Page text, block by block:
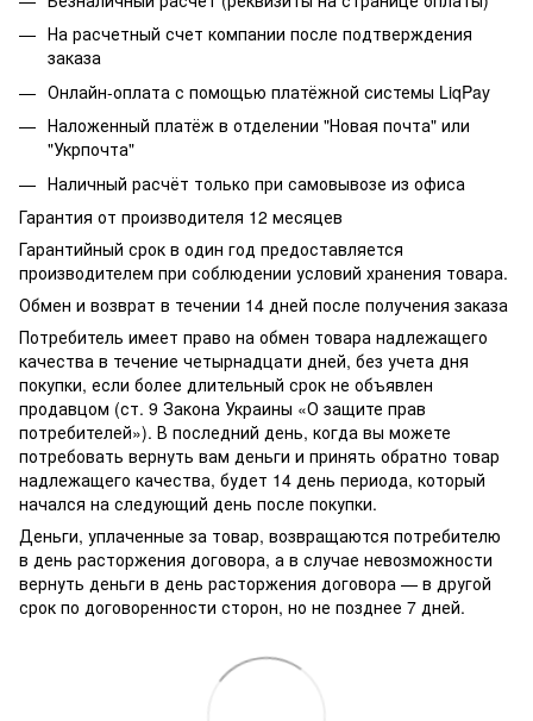
На расчетный счет компании после подтверждения
заказа
Онлайн-оплата с помощью платёжной системы LiqPay
Наложенный платёж в отделении "Новая почта" или
"Укрпочта"
Наличный расчёт только при самовывозе из офиса
Гарантия от производителя 12 месяцев
Гарантийный срок в один год предоставляется
производителем при соблюдении условий хранения товара.
Обмен и возврат в течении 14 дней после получения заказа
Потребитель имеет право на обмен товара надлежащего
качества в течение четырнадцати дней, без учета дня
покупки, если более длительный срок не объявлен
продавцом (ст. 9 Закона Украины «О защите прав
потребителей»). В последний день, когда вы можете
потребовать вернуть вам деньги и принять обратно товар
надлежащего качества, будет 14 день периода, который
начался на следующий день после покупки.
Деньги, уплаченные за товар, возвращаются потребителю
в день расторжения договора, а в случае невозможности
вернуть деньги в день расторжения договора — в другой
срок по договоренности сторон, но не позднее 7 дней.